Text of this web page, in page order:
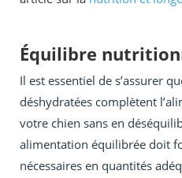
Équilibre
Il est essentiel de s’assurer
déshydratées complètent
votre chien sans en
alimentation équilibrée doit
nécessaires en quantités